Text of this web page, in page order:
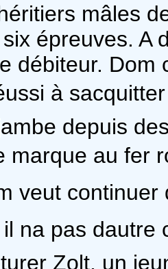
mâles
épreuves. A
débiteur.
à
depuis
marque au fer
veut continuer
na pas
Zolt, un